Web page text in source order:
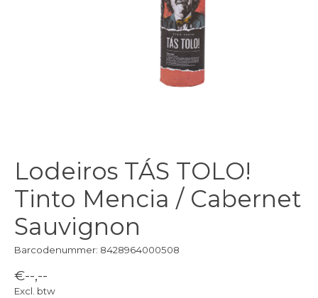
Lodeiros TÁS TOLO!
Tinto Mencia / Cabernet
Sauvignon
Barcodenummer: 8428964000508
€--,--
Excl. btw